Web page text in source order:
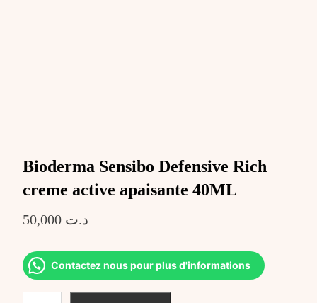
Bioderma Sensibo Defensive Rich
creme active apaisante 40ML
د.ت 50,000
Contactez nous pour plus d'informations